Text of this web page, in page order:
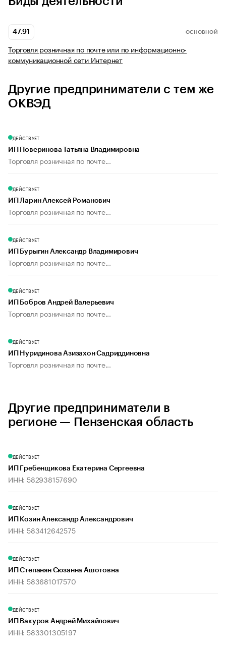
47.91 ОСНОВНОЙ
Торговля розничная по почте или по информационно-
коммуникационной сети Интернет
Другие предприниматели с тем же
ОКВЭД
ДЕЙСТВУЕТ
ИП Поверинова Татьяна Владимировна
Торговля розничная по почте...
ДЕЙСТВУЕТ
ИП Ларин Алексей Романович
Торговля розничная по почте...
ДЕЙСТВУЕТ
ИП Бурыгин Александр Владимирович
Торговля розничная по почте...
ДЕЙСТВУЕТ
ИП Бобров Андрей Валерьевич
Торговля розничная по почте...
ДЕЙСТВУЕТ
ИП Нуридинова Азизахон Садриддиновна
Торговля розничная по почте...
Другие предприниматели в
регионе — Пензенская область
ДЕЙСТВУЕТ
ИП Гребенщикова Екатерина Сергеевна
ИНН: 582938157690
ДЕЙСТВУЕТ
ИП Козин Александр Александрович
ИНН: 583412642575
ДЕЙСТВУЕТ
ИП Степанян Сюзанна Ашотовна
ИНН: 583681017570
ДЕЙСТВУЕТ
ИП Вакуров Андрей Михайлович
ИНН: 583301305197